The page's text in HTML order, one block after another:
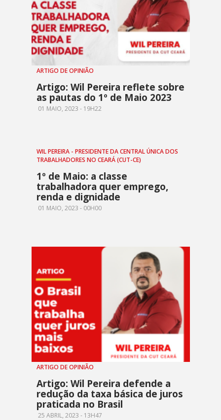
ARTIGO DE OPINIÃO
Artigo: Wil Pereira reflete sobre
as pautas do 1º de Maio 2023
01 MAIO, 2023 - 19H22
WIL PEREIRA - PRESIDENTE DA CENTRAL ÚNICA DOS
TRABALHADORES NO CEARÁ (CUT-CE)
1º de Maio: a classe
trabalhadora quer emprego,
renda e dignidade
01 MAIO, 2023 - 00H00
ARTIGO DE OPINIÃO
Artigo: Wil Pereira defende a
redução da taxa básica de juros
praticada no Brasil
25 ABRIL, 2023 - 13H47